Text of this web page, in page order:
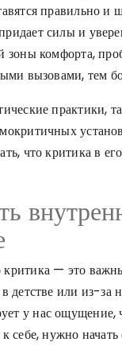
правильно
силы и
зоны комфорта,
вызовами, тем
практики,
что критика в
критика — это
детстве или из-
у нас ощущение,
себе, нужно